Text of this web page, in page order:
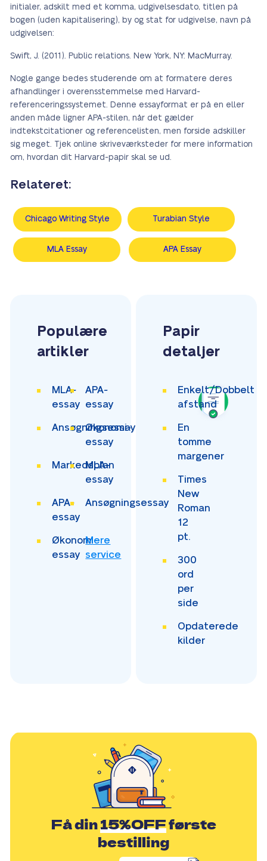
initialer, adskilt med et komma, udgivelsesdato, titlen på
bogen (uden kapitalisering), by og stat for udgivelse, navn på
udgivelsen:
Swift, J. (2011). Public relations. New York, NY: MacMurray.
Nogle gange bedes studerende om at formatere deres
afhandlinger i overensstemmelse med Harvard-
referenceringssystemet. Denne essayformat er på en eller
anden måde ligner APA-stilen, når det gælder
indtekstcitationer og referencelisten, men forside adskiller
sig meget. Tjek online skriveværksteder for mere information
om, hvordan dit Harvard-papir skal se ud.
Relateret:
Chicago Writing Style Turabian Style
MLA Essay APA Essay
Populære
artikler
MLA-
essay
APA-
essay
Ansøgningsessay
Økonomi-
essay
Markedsplan
MLA-
essay
APA-
essay
Ansøgningsessay
Økonomi-
essay
Mere
service
Papir
detaljer
Enkelt/Dobbelt
afstand
En
tomme
margener
Times
New
Roman
12
pt.
300
ord
per
side
Opdaterede
kilder
Få din15%OFFførste
bestilling